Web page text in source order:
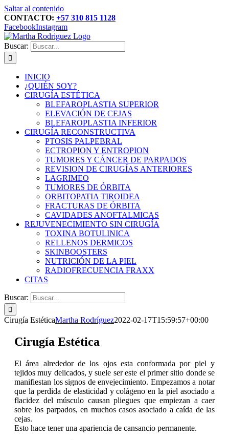
Saltar al contenido
CONTACTO: +57 310 815 1128
FacebookInstagram
Buscar:
INICIO
¿QUIÉN SOY?
CIRUGÍA ESTÉTICA
BLEFAROPLASTIA SUPERIOR
ELEVACIÓN DE CEJAS
BLEFAROPLASTIA INFERIOR
CIRUGÍA RECONSTRUCTIVA
PTOSIS PALPEBRAL
ECTROPION Y ENTROPION
TUMORES Y CÁNCER DE PARPADOS
REVISION DE CIRUGÍAS ANTERIORES
LAGRIMEO
TUMORES DE ÓRBITA
ORBITOPATIA TIROIDEA
FRACTURAS DE ÓRBITA
CAVIDADES ANOFTALMICAS
REJUVENECIMIENTO SIN CIRUGÍA
TOXINA BOTULINICA
RELLENOS DERMICOS
SKINBOOSTERS
NUTRICIÓN DE LA PIEL
RADIOFRECUENCIA FRAXX
CITAS
Buscar:
Cirugía EstéticaMartha Rodríguez2022-02-17T15:59:57+00:00
Cirugía Estética
El área alrededor de los ojos esta conformada por piel y
tejidos muy delicados, y suele ser este el primer sitio donde se
manifiestan los signos de envejecimiento. Empezamos a notar
que la perdida de elasticidad y colágeno en la piel asociado a
flacidez del músculo causan pliegues que empiezan a caer
sobre los parpados, en muchos casos asociado a caída de las
cejas.
Esto hace tener una apariencia de cansancio permanente.